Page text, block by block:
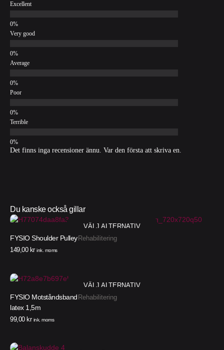
Excellent
Very good
Average
Poor
Terrible
Det finns inga recensioner ännu. Var den första att skriva en.
Du kanske också gillar
VÄLJ ALTERNATIV
FYSIO Shoulder Pulley Rehabilitering
149,00 kr ink. moms
VÄLJ ALTERNATIV
FYSIO Motståndsband
latex 1,5m
Rehabilitering
99,00 kr ink. moms